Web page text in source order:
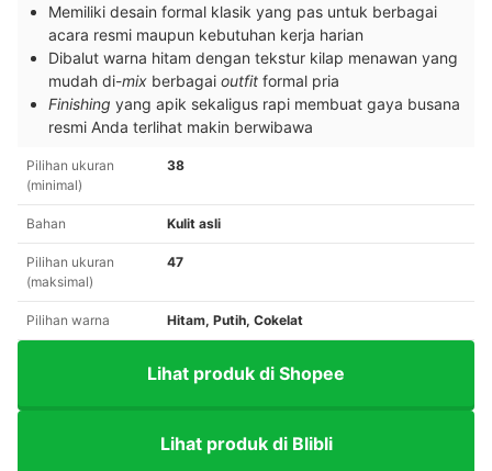
Memiliki desain formal klasik yang pas untuk berbagai
acara resmi maupun kebutuhan kerja harian
Dibalut warna hitam dengan tekstur kilap menawan yang
mudah di-mix berbagai outfit formal pria
Finishing yang apik sekaligus rapi membuat gaya busana
resmi Anda terlihat makin berwibawa
Pilihan ukuran
(minimal)
38
Bahan Kulit asli
Pilihan ukuran
(maksimal)
47
Pilihan warna Hitam, Putih, Cokelat
Lihat produk di Shopee
Lihat produk di Blibli